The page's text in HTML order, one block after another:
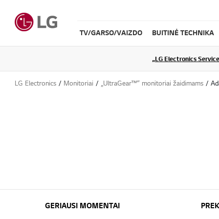
TV/GARSO/VAIZDO BUITINĖ TECHNIKA
„LG Electronics
LG Electronics Monitoriai „UltraGear™“ monitoriai žaidimams
GERIAUSI MOMENTAI